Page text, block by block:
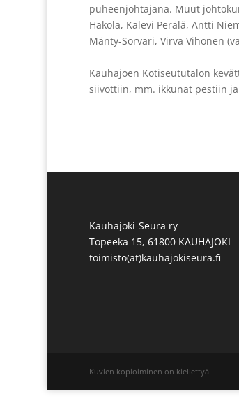
puheenjohtajana. Muut
Hakola, Kalevi Perälä, Antti
Mänty-Sorvari, Virva Vihonen
Kauhajoen Kotiseututalon
siivottiin, mm. ikkunat pestiin
Kauhajoki-Seura ry
Topeeka 15, 61800 KAUHAJOKI
toimisto(at)kauhajokiseura.fi
Kuvien kopioiminen on kiellettyä.